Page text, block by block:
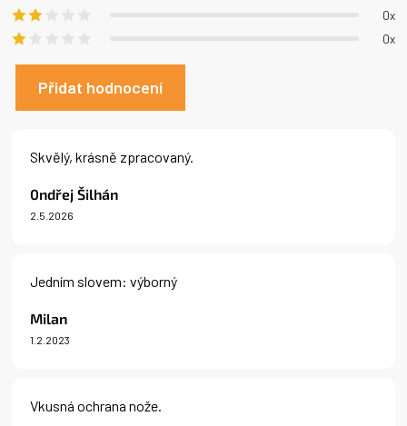
0x
0x
Přidat hodnocení
0ndřej Šilhán
Hodnocení produktu je 5 z 5 hvězdiček.
2.5.2026
Skvělý, krásně zpracovaný.
Milan
Hodnocení produktu je 5 z 5 hvězdiček.
1.2.2023
Jedním slovem: výborný
Vkusná ochrana nože.